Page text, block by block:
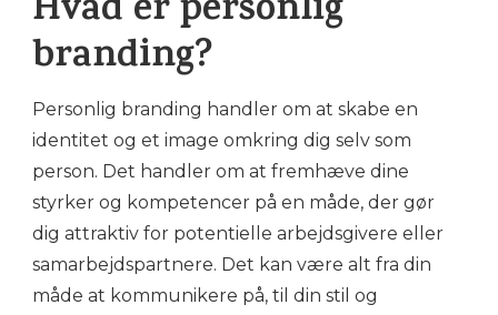
Hvad er personlig
branding?
Personlig branding handler om at skabe en
identitet og et image omkring dig selv som
person. Det handler om at fremhæve dine
styrker og kompetencer på en måde, der gør
dig attraktiv for potentielle arbejdsgivere eller
samarbejdspartnere. Det kan være alt fra din
måde at kommunikere på, til din stil og